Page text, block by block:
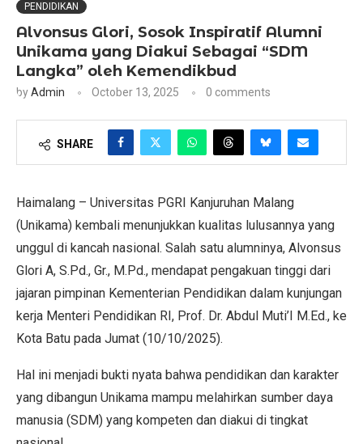
PENDIDIKAN
Alvonsus Glori, Sosok Inspiratif Alumni
Unikama yang Diakui Sebagai “SDM
Langka” oleh Kemendikbud
byAdmin October 13, 2025 0 comments
SHARE
Haimalang – Universitas PGRI Kanjuruhan Malang
(Unikama) kembali menunjukkan kualitas lulusannya yang
unggul di kancah nasional. Salah satu alumninya, Alvonsus
Glori A, S.Pd., Gr., M.Pd., mendapat pengakuan tinggi dari
jajaran pimpinan Kementerian Pendidikan dalam kunjungan
kerja Menteri Pendidikan RI, Prof. Dr. Abdul Muti’I M.Ed., ke
Kota Batu pada Jumat (10/10/2025).
Hal ini menjadi bukti nyata bahwa pendidikan dan karakter
yang dibangun Unikama mampu melahirkan sumber daya
manusia (SDM) yang kompeten dan diakui di tingkat